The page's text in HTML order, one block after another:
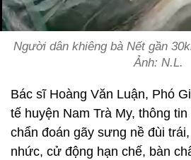
Người dân khiêng bà Nết gần
Ảnh: N.L.
Bác sĩ Hoàng Văn Luận, Phó
tế huyện Nam Trà My, thông
chẩn đoán gãy sưng nề đùi
nhức, cử động hạn chế, bàn